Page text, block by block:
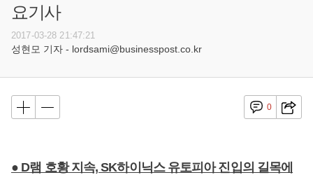
요기사
2017-03-28 21:47:21
성현모 기자 - lordsami@businesspost.co.kr
0
● D램 호황 지속, SK하이닉스 유토피아 진입의 길목에